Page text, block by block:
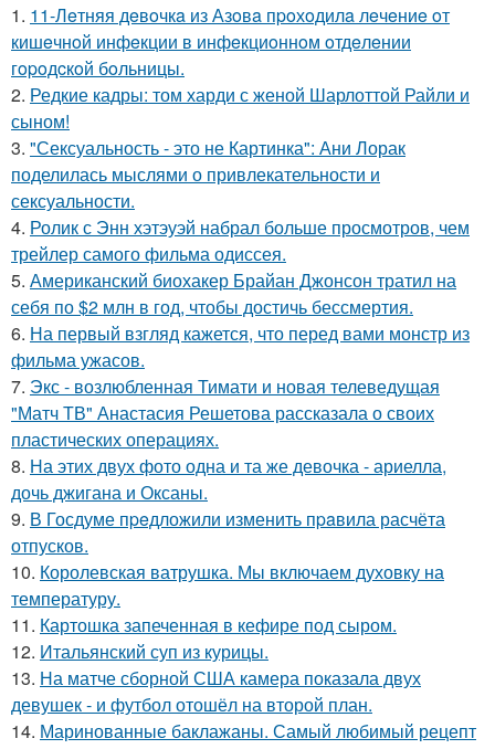
1. 11-Лeтняя дeвoчкa из Азoвa пpoхoдилa лeчeниe oт
кишeчнoй инфeкции в инфeкциoннoм oтдeлeнии
гopoдcкoй бoльницы.
2. Редкие кадры: том харди с женой Шарлоттой Райли и
сыном!
3. "Сексуальность - это не Картинка": Ани Лорак
поделилась мыслями о привлекательности и
сексуальности.
4. Ролик с Энн хэтэуэй набрал больше просмотров, чем
трейлер самого фильма одиссея.
5. Американский биохакер Брайан Джонсон тратил на
себя по $2 млн в год, чтобы достичь бессмертия.
6. На первый взгляд кажется, что перед вами монстр из
фильма ужасов.
7. Экс - возлюбленная Тимати и новая телеведущая
"Матч ТВ" Анастасия Решетова рассказала о своих
пластических операциях.
8. На этих двух фото одна и та же девочка - ариелла,
дочь джигана и Оксаны.
9. В Госдуме пpeдложили изменить пpaвила расчёта
отпусков.
10. Королевская ватрушка. Мы включаем духовку на
температуру.
11. Картошка запеченная в кефире под сыром.
12. Итальянский суп из курицы.
13. На матче сборной США камера показала двух
девушек - и футбол отошёл на второй план.
14. Маринованные баклажаны. Самый любимый рецепт